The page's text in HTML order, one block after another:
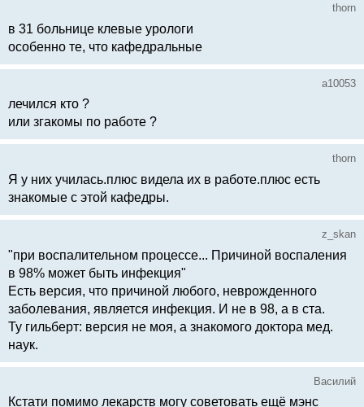
thorn
в 31 больнице клевые урологи
особенно те, что кафедральные
a10053
лечился кто ?
или згакомы по работе ?
thorn
Я у них училась.плюс видела их в работе.плюс есть
знакомые с этой кафедры.
z_skan
"при воспалительном процессе... Причиной воспаления
в 98% может быть инфекция"
Есть версия, что причиной любого, неврожденного
заболевания, является инфекция. И не в 98, а в ста.
Ту гильберт: версия не моя, а знакомого доктора мед.
наук.
Василий
Кстати помимо лекарств могу советовать ещё мэнс